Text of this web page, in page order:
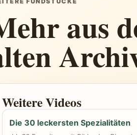
aus
Weitere Videos
Die 30 leckersten Spezialitäten